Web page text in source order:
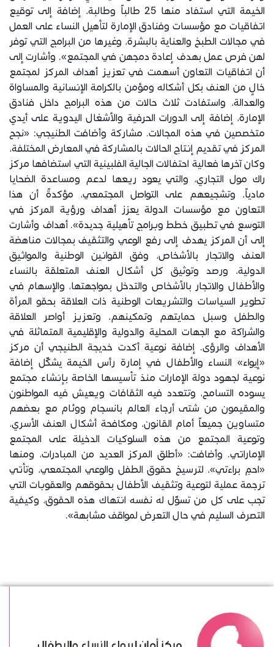
الخيمة التي استفاد منها 25 طالباً وطالبة، إضافة إلى توقيع
اتفاقيات مع مؤسسات وفنادق الإمارة لتأهيل النساء على العمل
في مجالات الطبخ والعناية بالبشرة، وغيرها من البرامج التي توفر
لهن فرص عمل بهدف إعادة دمجهن في المجتمع». وأشارت إلى
أن اتفاقيات التعاون أسهمت في تعزيز أهداف المركز لمجتمع
خالٍ من العنف بكل أشكاله ومؤمن بالكرامة الإنسانية والمساواة
والعدالة، واستفادت ثلاث حالات من هذه البرامج داخل فنادق
الإمارة، إضافة إلى الدورات الحرفية والأشغال اليدوية على أيدي
متخصصين في هذه المجالات. مشاركة وأضافت الطنيجي: «نجح
المركز في تقديم إنتاج الحالات بالمشاركة في المعارض المختلفة،
وكان آخرها فعالية احتفالات الجالية الفلبينية التي استضافها مركز
راك مول التجاري، والتي يعود ريعها لدعم ومساعدة الضحايا
مادياً، وتشجيعهم على التواصل المجتمعي، مؤكدةً أن هذا
التعاون مع مؤسسات الدولة يعزز أهداف ورؤية المركز في
التوسع في تطبيق خطط وبرامج تأهيلية جديدة». أهداف وأشارت
إلى أن المركز يهدف إلى رفع الوعي والتثقيف بمجالات مناهضة
العنف والاتجار بالأشخاص، وفق القوانين الوطنية والمواثيق
الدولية، ورصد وتوثيق كل أشكال العنف المتعلقة بالنساء
والأطفال والاتجار بالأشخاص والتدخل بمواجهتها، والإسهام في
تطوير السياسات والتشريعات الوطنية ذات العلاقة بحقو المرأة
والطفل وسبل حمايتهم وتمكينهم، وتعزيز أواصر العلاقة
والشراكة مع الجهات المحلية والدولية والإقليمية المتماثلة في
الأهداف والرؤى. إضافة نوعية أكدت خديجة الطنيجي أن مركز
«إيواء» النساء والأطفال في إمارة رأس الخيمة يشكّل إضافة
نوعية لجهود دولة الإمارات منذ تأسيسها الخاصة بإنشاء مجتمع
يسوده التسامح، وتتعدد فيه الثقافات ويعيش فيه المواطنون
والمقيمون من شتى أرجاء العالم بانسجام ووئام مع بعضهم
متساوين جميعاً أمام القانون، ومكافحة أشكال العنف الأسري،
وتوعية المجتمع من هذه السلوكيات الدخيلة على المجتمع
الإماراتي. وأضافت: «أطلق المركز العديد من المبادرات، ومنها
«احمِ براءتي»، لترسيخ حقوق الطفل والوعي المجتمعي، وتأتي
ترجمة عملية لتوعية وتثقيف الأطفال بحقوقهم والعقوبات التي
تجب على كل من تسوّل له نفسه انتهاك هذه الحقوق، وكيفية
التصرف السليم في حال التعرض لمواقف مشابهة».